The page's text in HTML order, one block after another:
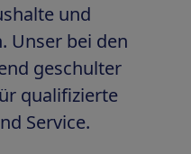
und
Unser bei den
geschulter
qualifizierte
Service.